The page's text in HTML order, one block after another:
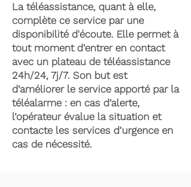
La téléassistance, quant à elle,
complète ce service par une
disponibilité d'écoute. Elle permet à
tout moment d’entrer en contact
avec un plateau de téléassistance
24h/24, 7j/7. Son but est
d’améliorer le service apporté par la
téléalarme : en cas d’alerte,
l’opérateur évalue la situation et
contacte les services d’urgence en
cas de nécessité.